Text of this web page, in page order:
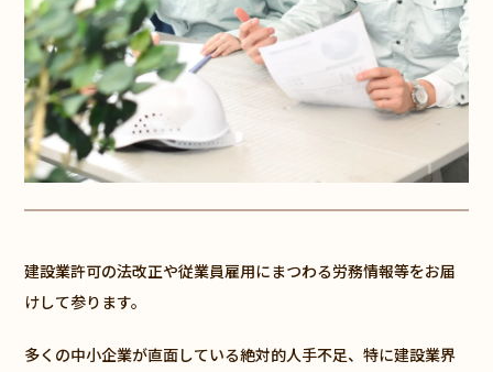
建設業許可の法改正や従業員雇用にまつわる労務情報等をお届
けして参ります。
多くの中小企業が直面している絶対的人手不足、特に建設業界